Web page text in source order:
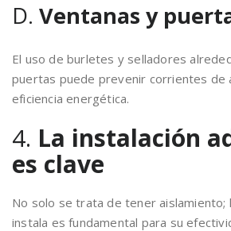
D. Ventanas y
El uso de burletes y selladores
puertas puede prevenir corrientes de
eficiencia energética.
4. La instalación
es clave
No solo se trata de tener aislamiento;
instala es fundamental para su